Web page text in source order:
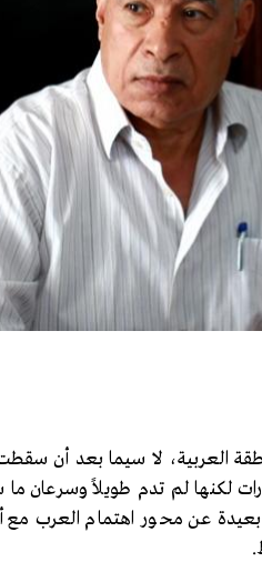
العربية، لا سيما بعد أن
لكنها لم تدم طويلاً وسرعان
بعيدة عن محور اهتمام العرب مع